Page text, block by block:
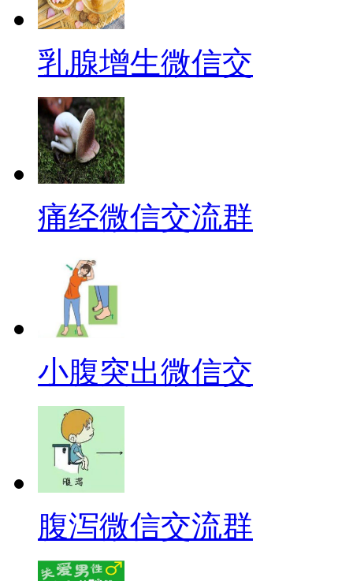
乳腺增生微信交
痛经微信交流群
小腹突出微信交
腹泻微信交流群